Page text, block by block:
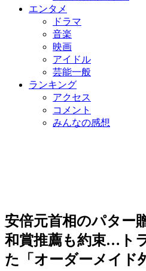
エンタメ
ドラマ
音楽
映画
アイドル
芸能一般
ランキング
アクセス
コメント
みんなの感想
安倍元首相のパター
和賞推薦も約束…ト
た「オーダーメイド